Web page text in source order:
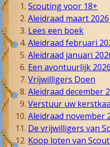
Scouting voor 18+
Aleidraad maart 2026
Lees een boek
Aleidraad februari
Aleidraad januari
Een avontuurlijk 2026
Vrijwilligers Doen
Aleidraad december
Verstuur uw
Aleidraad november
De vrijwilligers van
Koop loten van